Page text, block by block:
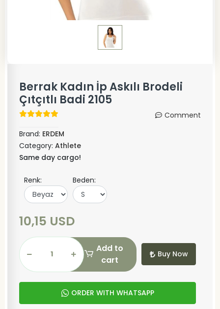
Berrak Kadın İp Askılı Brodeli
Çıtçıtlı Badi 2105
Comment
Brand: ERDEM
Category: Athlete
Same day cargo!
Renk: Beden:
10,15 USD
Add to
cart
Buy Now
ORDER WITH WHATSAPP